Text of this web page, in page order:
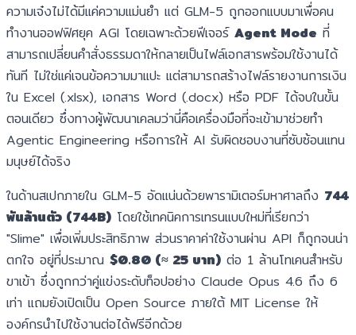
ความเจ๋งไม่ได้มีแค่ความแม่นยำ แต่ GLM-5 ถูกออกแบบมาเพื่อคน
ทำงานออฟฟิศยุค AGI โดยเฉพาะด้วยฟีเจอร์ Agent Mode ที่
สามารถเปลี่ยนคำสั่งธรรมดาให้กลายเป็นไฟล์เอกสารพร้อมใช้งานได้
ทันที ไม่ใช่แค่เจนข้อความมาแปะ แต่สามารถสร้างไฟล์รายงานการเงิน
ใน Excel (.xlsx), เอกสาร Word (.docx) หรือ PDF ได้จบในขั้น
ตอนเดียว ซึ่งทางผู้พัฒนาเคลมว่านี่คือเครื่องมือที่จะเข้ามาช่วยทำ
Agentic Engineering หรือการให้ AI รับผิดชอบงานที่ซับซ้อนแทน
มนุษย์ได้จริง
ในด้านสเปกภายใน GLM-5 อัดแน่นด้วยพารามิเตอร์มหาศาลถึง 744
พันล้านตัว (744B) โดยใช้เทคนิคการเทรนแบบใหม่ที่เรียกว่า
"Slime" เพื่อเพิ่มประสิทธิภาพ ส่วนราคาค่าใช้งานผ่าน API ก็ถูกจนน่า
ตกใจ อยู่ที่ประมาณ $0.80 (≈ 25 บาท) ต่อ 1 ล้านโทเคนสำหรับ
ขาเข้า ซึ่งถูกกว่าคู่แข่งระดับท็อปอย่าง Claude Opus 4.6 ถึง 6
เท่า แถมยังเปิดเป็น Open Source ภายใต้ MIT License ให้
องค์กรนำไปใช้งานต่อได้ฟรีอีกด้วย